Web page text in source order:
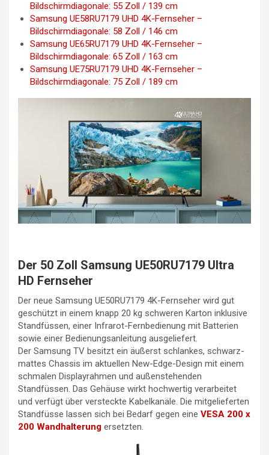
Bildschirmdiagonale: 55 Zoll / 139 cm
Samsung UE58RU7179 UHD 4K-Fernseher –
Bildschirmdiagonale: 58 Zoll / 146 cm
Samsung UE65RU7179 UHD 4K-Fernseher –
Bildschirmdiagonale: 65 Zoll / 163 cm
Samsung UE75RU7179 UHD 4K-Fernseher –
Bildschirmdiagonale: 75 Zoll / 189 cm
Der 50 Zoll Samsung UE50RU7179 Ultra
HD Fernseher
Der neue Samsung UE50RU7179 4K-Fernseher wird gut
geschützt in einem knapp 20 kg schweren Karton inklusive
Standfüssen, einer Infrarot-Fernbedienung mit Batterien
sowie einer Bedienungsanleitung ausgeliefert.
Der Samsung TV besitzt ein äußerst schlankes, schwarz-
mattes Chassis im aktuellen New-Edge-Design mit einem
schmalen Displayrahmen und außenstehenden
Standfüssen. Das Gehäuse wirkt hochwertig verarbeitet
und verfügt über versteckte Kabelkanäle. Die mitgelieferten
Standfüsse lassen sich bei Bedarf gegen eine VESA 200 x
200 Wandhalterung ersetzten.